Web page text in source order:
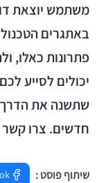
משתמש יוצאת
באתגרים
פתרונות כאלו,
יכולים לסייע
שתשנה את הדרך
חדשים. צרו קשר
שיתוף פוסט :